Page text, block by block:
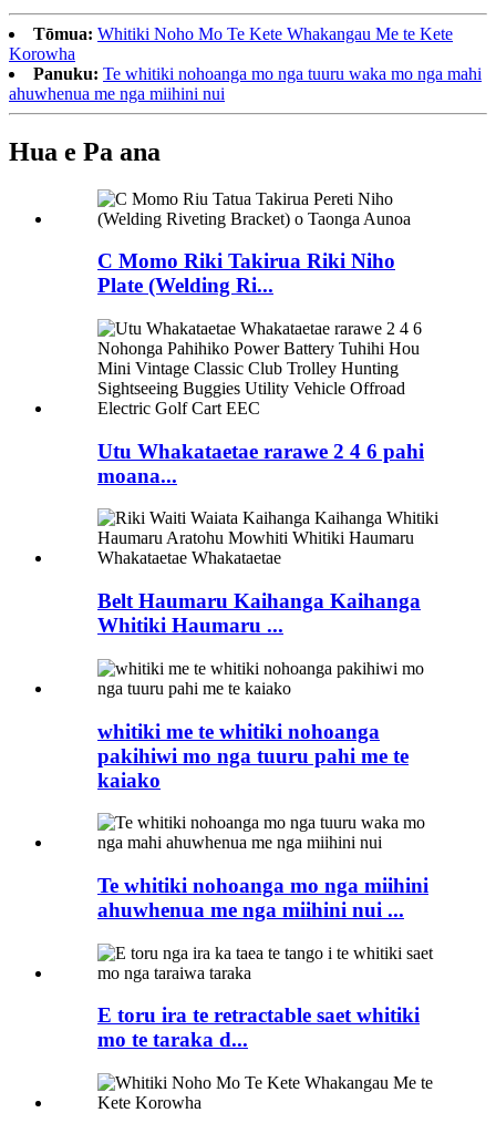
Tōmua: Whitiki Noho Mo Te Kete Whakangau Me te Kete
Korowha
Panuku: Te whitiki nohoanga mo nga tuuru waka mo nga mahi
ahuwhenua me nga miihini nui
Hua e Pa ana
C Momo Riki Takirua Riki Niho
Plate (Welding Ri...
Utu Whakataetae rarawe 2 4 6 pahi
moana...
Belt Haumaru Kaihanga Kaihanga
Whitiki Haumaru ...
whitiki me te whitiki nohoanga
pakihiwi mo nga tuuru pahi me te
kaiako
Te whitiki nohoanga mo nga miihini
ahuwhenua me nga miihini nui ...
E toru ira te retractable saet whitiki
mo te taraka d...